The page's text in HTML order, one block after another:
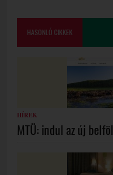
HASONLÓ CIKKEK
HÍREK
MTÜ: indul az új